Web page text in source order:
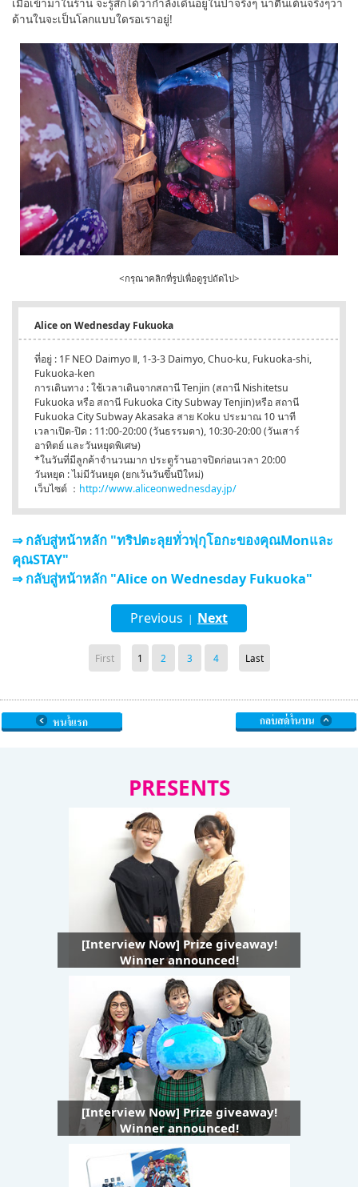
ด้านในจะเป็นโลกแบบใดรอเราอยู่!
<กรุณาคลิกที่รูปเพื่อดูรูปถัดไป>
Alice on Wednesday Fukuoka
ที่อยู่ : 1F NEO Daimyo Ⅱ, 1-3-3 Daimyo, Chuo-ku, Fukuoka-shi,
Fukuoka-ken
การเดินทาง : ใช้เวลาเดินจากสถานี Tenjin (สถานี Nishitetsu
Fukuoka หรือ สถานี Fukuoka City Subway Tenjin)หรือ สถานี
Fukuoka City Subway Akasaka สาย Koku ประมาณ 10 นาที
เวลาเปิด-ปิด : 11:00-20:00 (วันธรรมดา), 10:30-20:00 (วันเสาร์
อาทิตย์ และวันหยุดพิเศษ)
*ในวันที่มีลูกค้าจำนวนมาก ประตูร้านอาจปิดก่อนเวลา 20:00
วันหยุด : ไม่มีวันหยุด (ยกเว้นวันขึ้นปีใหม่)
เว็บไซต์ ： http://www.aliceonwednesday.jp/
⇒ กลับสู่หน้าหลัก "ทริปตะลุยทั่วฟุกุโอกะของคุณMonและ
คุณSTAY"
⇒ กลับสู่หน้าหลัก "Alice on Wednesday Fukuoka"
Previous | Next
First 1 2 3 4 Last
PRESENTS
[Interview Now] Prize giveaway!
Winner announced!
[Interview Now] Prize giveaway!
Winner announced!